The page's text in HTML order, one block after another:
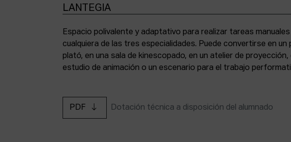
LANTEGIA
Espacio polivalente y adaptativo para realizar tareas manuales
cualquiera de las tres especialidades. Puede convertirse en un
plató, en una sala de kinescopado, en un atelier de proyección,
estudio de animación o un escenario para el trabajo
PDF Dotación técnica a disposición del alumnado